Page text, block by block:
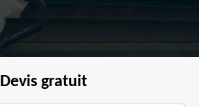
Devis gratuit